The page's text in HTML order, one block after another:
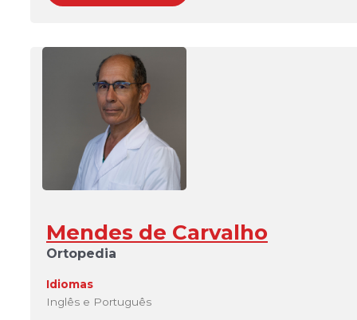
Mendes de Carvalho
Ortopedia
Idiomas
Inglês e Português